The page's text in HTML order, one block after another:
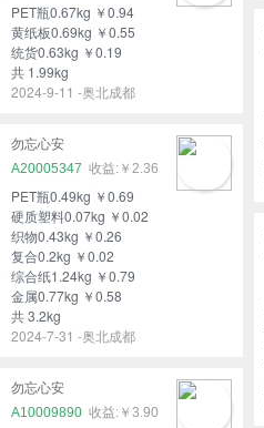
PET瓶0.67kg ￥0.94
黄纸板0.69kg ￥0.55
统货0.63kg ￥0.19
共 1.99kg
2024-9-11 -奥北成都
勿忘心安
A20005347
￥2.36
PET瓶0.49kg ￥0.69
硬质塑料0.07kg ￥0.02
织物0.43kg ￥0.26
复合0.2kg ￥0.02
综合纸1.24kg ￥0.79
金属0.77kg ￥0.58
共 3.2kg
2024-7-31 -奥北成都
勿忘心安
A10009890
￥3.90